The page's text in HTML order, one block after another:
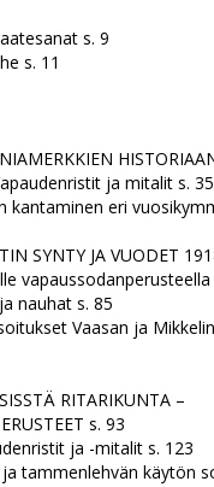
s. 9
s. 11
ja mitalit s. 35
kantaminen eri
SYNTY JA VUODET
nauhat s. 85
Vaasan ja
RITARIKUNTA –
s. 93
ja -mitalit s. 123
tammenlehvän käytön